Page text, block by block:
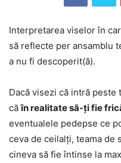
Interpretarea viselor în
să reflecte per ansamblu
a nu fi descoperit(ă).
Dacă visezi că intră
căîn realitate să-ți fie
eventualele pedepse ce
ceva de ceilalți, teama de
cineva să fie întinse la